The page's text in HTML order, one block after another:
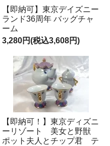
【即納可】東京デイズニー
ランド36周年 バッグチャ
ーム
3,280円(税込3,608円)
【即納可！】東京ディズニ
ーリゾート 美女と野獣
ポット夫人とチップ君 テ